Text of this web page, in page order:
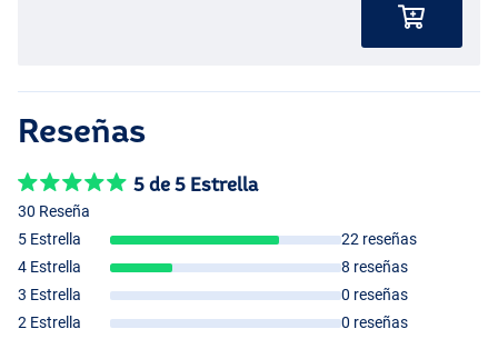
Reseñas
5 de 5 Estrella
30 Reseña
5 Estrella
22 reseñas
4 Estrella
8 reseñas
3 Estrella
0 reseñas
2 Estrella
0 reseñas